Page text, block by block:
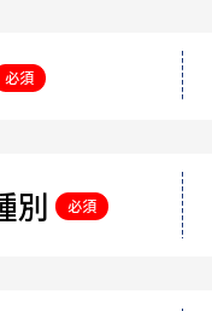
必須
別 必須